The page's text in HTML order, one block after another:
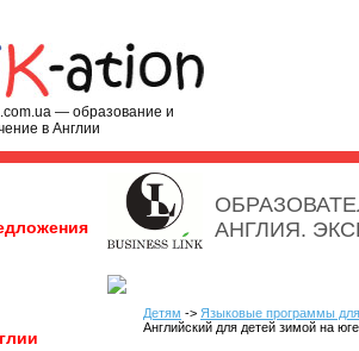
— образование и
в Англии
АНГЛИЯ.
Детям -> Языковые программы
Английский для детей зимой на